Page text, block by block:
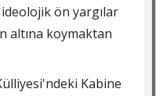
ön yargılar
altına koymaktan
Kabine